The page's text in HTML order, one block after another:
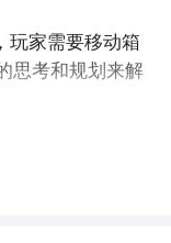
玩家需要移动箱
思考和规划来解
戏，玩家需要